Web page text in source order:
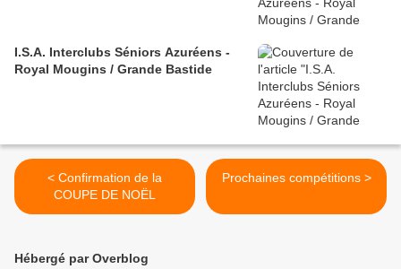
I.S.A. Interclubs Séniors Azuréens -
Royal Mougins / Grande Bastide
< Confirmation de la
COUPE DE NOËL
Prochaines compétitions >
Hébergé par Overblog